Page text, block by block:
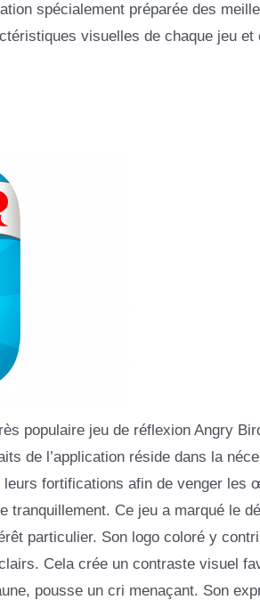
spécialement préparée des
visuelles de chaque jeu et
populaire jeu de réflexion Angry
de l’application réside dans la
leurs fortifications afin de venger les
Ce jeu a marqué le
particulier. Son logo coloré y
Cela crée un contraste visuel
pousse un cri menaçant. Son